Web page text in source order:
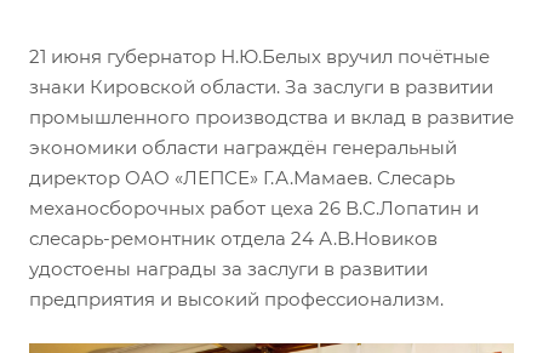
21 июня губернатор Н.Ю.Белых вручил почётные
знаки Кировской области. За заслуги в развитии
промышленного производства и вклад в развитие
экономики области награждён генеральный
директор ОАО «ЛЕПСЕ» Г.А.Мамаев. Слесарь
механосборочных работ цеха 26 В.С.Лопатин и
слесарь-ремонтник отдела 24 А.В.Новиков
удостоены награды за заслуги в развитии
предприятия и высокий профессионализм.